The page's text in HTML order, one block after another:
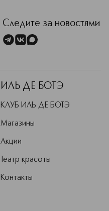
Следите за новостями
ИЛЬ ДЕ БОТЭ
КЛУБ ИЛЬ ДЕ БОТЭ
Магазины
Акции
Театр красоты
Контакты